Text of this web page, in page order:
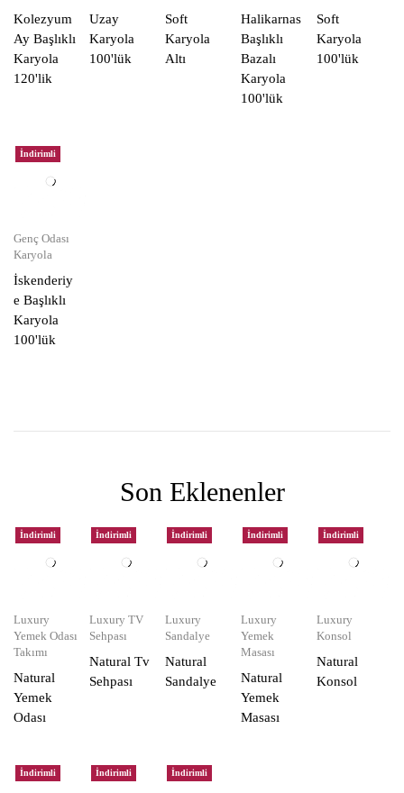
Kolezyum
Ay Başlıklı
Karyola
120'lik
Uzay
Karyola
100'lük
Soft
Karyola
Altı
Halikarnas
Başlıklı
Bazalı
Karyola
100'lük
Soft
Karyola
100'lük
İndirimli
Genç Odası
Karyola
İskenderiy
e Başlıklı
Karyola
100'lük
Son Eklenenler
İndirimli
Luxury
Yemek Odası
Takımı
Natural
Yemek
Odası
İndirimli
Luxury TV
Sehpası
Natural Tv
Sehpası
İndirimli
Luxury
Sandalye
Natural
Sandalye
İndirimli
Luxury
Yemek
Masası
Natural
Yemek
Masası
İndirimli
Luxury
Konsol
Natural
Konsol
İndirimli İndirimli İndirimli